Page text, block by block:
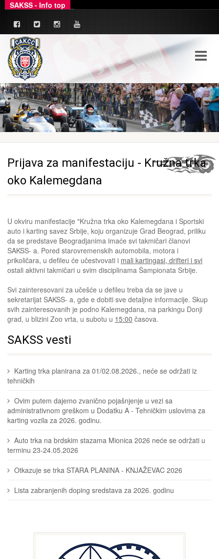
SAKSS - Info top
Prijava za manifestaciju - Kružna trka
oko Kalemegdana
U okviru manifestacije "Kružna trka oko Kalemegdana i Sportski
auto i karting savez Srbije, koju organizuje Grad Beograd, priliku
da se predstave Beogradjanima imaće svi takmičari članovi
SAKSS- a. Pored starovremenskih automobila, motora i
prikoličara, u defileu će učestvovati i mali kartingasi, drifteri i svi
ostali aktivni takmičari u svim disciplinama Šampionata Srbije.
Svi zainteresovani za učešće u defileu treba da se jave u
sekretarijat SAKSS- a, gde e dobiti sve detaljne informacije. Skup
svih zainteresovanih je podno Kalemegdana, na parkingu Donji
grad, u blizini Zoo vrta, u subotu u 15:00 časova.
SAKSS vesti
Karting trka planirana za 01/02.08.2026., neće se održati iz
tehničkih
Ovim putem dajemo zvanično pojašnjenje u vezi sa
administrativnom greškom u Dodatku A - Tehničkim uslovima za
karting vozila za 2026. godinu.
Auto trka na brdskim stazama Mionica 2026 neće se održati u
terminu 23-24.05.2026
Otkazuje se trka STARA PLANINA - KNJAŽEVAC 2026
Lista zabranjenih doping sredstava za 2026. godinu